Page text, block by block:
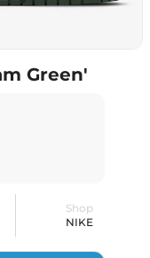
Green'
Shop
NIKE